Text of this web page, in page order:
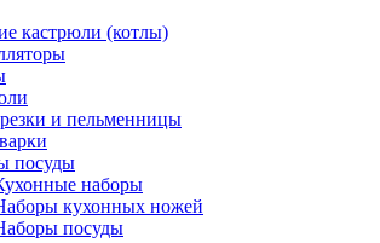
кастрюли (котлы)
и пельменницы
посуды
наборы
кухонных ножей
посуды